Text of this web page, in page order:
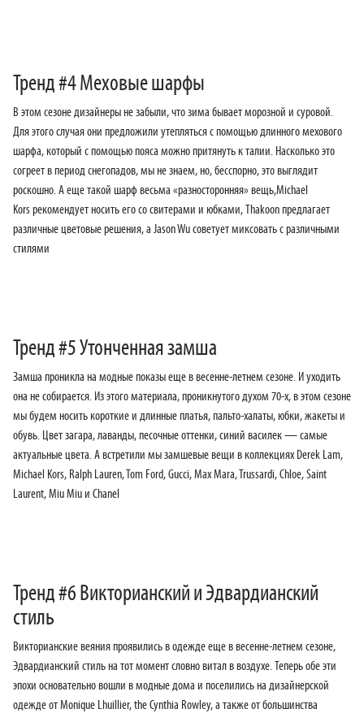
Тренд #4 Меховые шарфы
В этом сезоне дизайнеры не забыли, что зима бывает морозной и суровой.
Для этого случая они предложили утепляться с помощью длинного мехового
шарфа, который с помощью пояса можно притянуть к талии. Насколько это
согреет в период снегопадов, мы не знаем, но, бесспорно, это выглядит
роскошно. А еще такой шарф весьма «разносторонняя» вещь,Michael
Kors рекомендует носить его со свитерами и юбками, Thakoon предлагает
различные цветовые решения, а Jason Wu советует миксовать с различными
стилями
Тренд #5 Утонченная замша
Замша проникла на модные показы еще в весенне-летнем сезоне. И уходить
она не собирается. Из этого материала, проникнутого духом 70-х, в этом сезоне
мы будем носить короткие и длинные платья, пальто-халаты, юбки, жакеты и
обувь. Цвет загара, лаванды, песочные оттенки, синий василек — самые
актуальные цвета. А встретили мы замшевые вещи в коллекциях Derek Lam,
Michael Kors, Ralph Lauren, Tom Ford, Gucci, Max Mara, Trussardi, Chloe, Saint
Laurent, Miu Miu и Chanel
Тренд #6 Викторианский и Эдвардианский
стиль
Викторианские веяния проявились в одежде еще в весенне-летнем сезоне,
Эдвардианский стиль на тот момент словно витал в воздухе. Теперь обе эти
эпохи основательно вошли в модные дома и поселились на дизайнерской
одежде от Monique Lhuillier, the Cynthia Rowley, а также от большинства